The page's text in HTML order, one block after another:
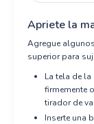
Apriete la
Agregue
superior para
La tela de
firmemente
tirador de
Inserte una